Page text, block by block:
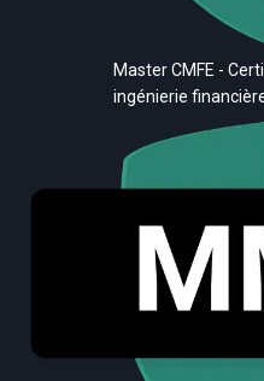
Master CMFE -
ingénierie